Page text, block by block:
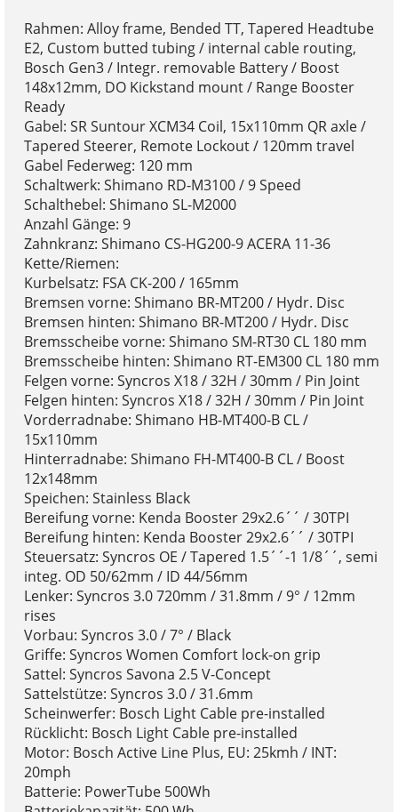
Rahmen: Alloy frame, Bended TT, Tapered Headtube
E2, Custom butted tubing / internal cable routing,
Bosch Gen3 / Integr. removable Battery / Boost
148x12mm, DO Kickstand mount / Range Booster
Ready
Gabel: SR Suntour XCM34 Coil, 15x110mm QR axle /
Tapered Steerer, Remote Lockout / 120mm travel
Gabel Federweg: 120 mm
Schaltwerk: Shimano RD-M3100 / 9 Speed
Schalthebel: Shimano SL-M2000
Anzahl Gänge: 9
Zahnkranz: Shimano CS-HG200-9 ACERA 11-36
Kette/Riemen:
Kurbelsatz: FSA CK-200 / 165mm
Bremsen vorne: Shimano BR-MT200 / Hydr. Disc
Bremsen hinten: Shimano BR-MT200 / Hydr. Disc
Bremsscheibe vorne: Shimano SM-RT30 CL 180 mm
Bremsscheibe hinten: Shimano RT-EM300 CL 180 mm
Felgen vorne: Syncros X18 / 32H / 30mm / Pin Joint
Felgen hinten: Syncros X18 / 32H / 30mm / Pin Joint
Vorderradnabe: Shimano HB-MT400-B CL /
15x110mm
Hinterradnabe: Shimano FH-MT400-B CL / Boost
12x148mm
Speichen: Stainless Black
Bereifung vorne: Kenda Booster 29x2.6´´ / 30TPI
Bereifung hinten: Kenda Booster 29x2.6´´ / 30TPI
Steuersatz: Syncros OE / Tapered 1.5´´-1 1/8´´, semi
integ. OD 50/62mm / ID 44/56mm
Lenker: Syncros 3.0 720mm / 31.8mm / 9° / 12mm
rises
Vorbau: Syncros 3.0 / 7° / Black
Griffe: Syncros Women Comfort lock-on grip
Sattel: Syncros Savona 2.5 V-Concept
Sattelstütze: Syncros 3.0 / 31.6mm
Scheinwerfer: Bosch Light Cable pre-installed
Rücklicht: Bosch Light Cable pre-installed
Motor: Bosch Active Line Plus, EU: 25kmh / INT:
20mph
Batterie: PowerTube 500Wh